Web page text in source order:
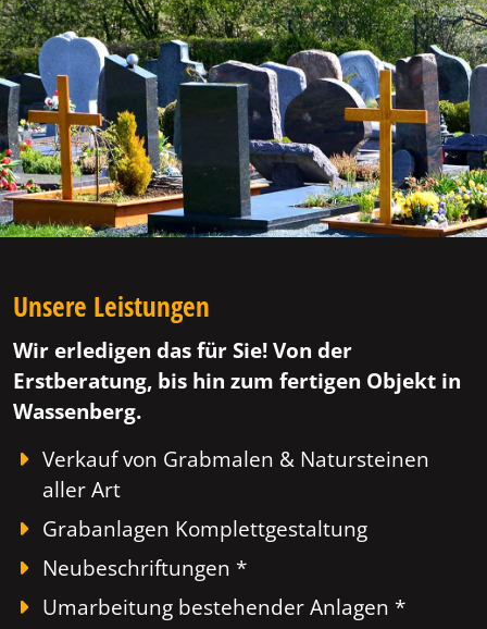
Unsere Leistungen
Wir erledigen das für Sie! Von der
Erstberatung, bis hin zum fertigen Objekt in
Wassenberg.
Verkauf von Grabmalen & Natursteinen
aller Art
Grabanlagen Komplettgestaltung
Neubeschriftungen *
Umarbeitung bestehender Anlagen *